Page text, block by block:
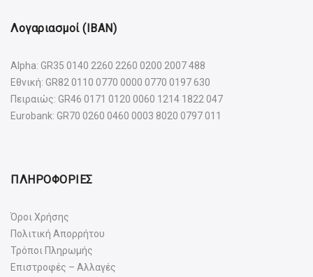
Λογαριασμοί (IBAN)
Alpha: GR35 0140 2260 2260 0200 2007 488
Εθνική: GR82 0110 0770 0000 0770 0197 630
Πειραιώς: GR46 0171 0120 0060 1214 1822 047
Eurobank: GR70 0260 0460 0003 8020 0797 011
ΠΛΗΡΟΦΟΡΙΕΣ
Όροι Χρήσης
Πολιτική Απορρήτου
Τρόποι Πληρωμής
Επιστροφές – Αλλαγές